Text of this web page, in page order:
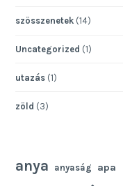
szösszenetek (14)
Uncategorized (1)
utazás (1)
zöld (3)
anya anyaság apa